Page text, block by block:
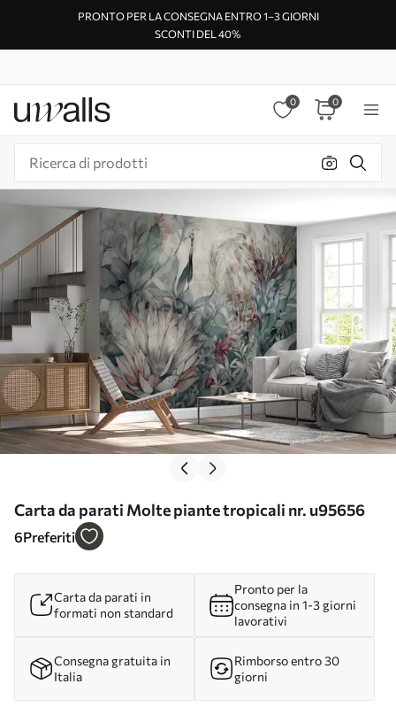
PRONTO PER LA CONSEGNA ENTRO 1–3 GIORNI
SCONTI DEL 40%
0 0
Carta da parati Molte piante tropicali nr. u95656
6Preferiti
Carta da parati in
formati non standard
Pronto per la
consegna in 1-3 giorni
lavorativi
Consegna gratuita in
Italia
Rimborso entro 30
giorni